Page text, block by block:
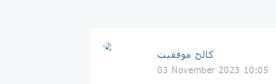
كالج موفقيت
03 November 2023 10:05